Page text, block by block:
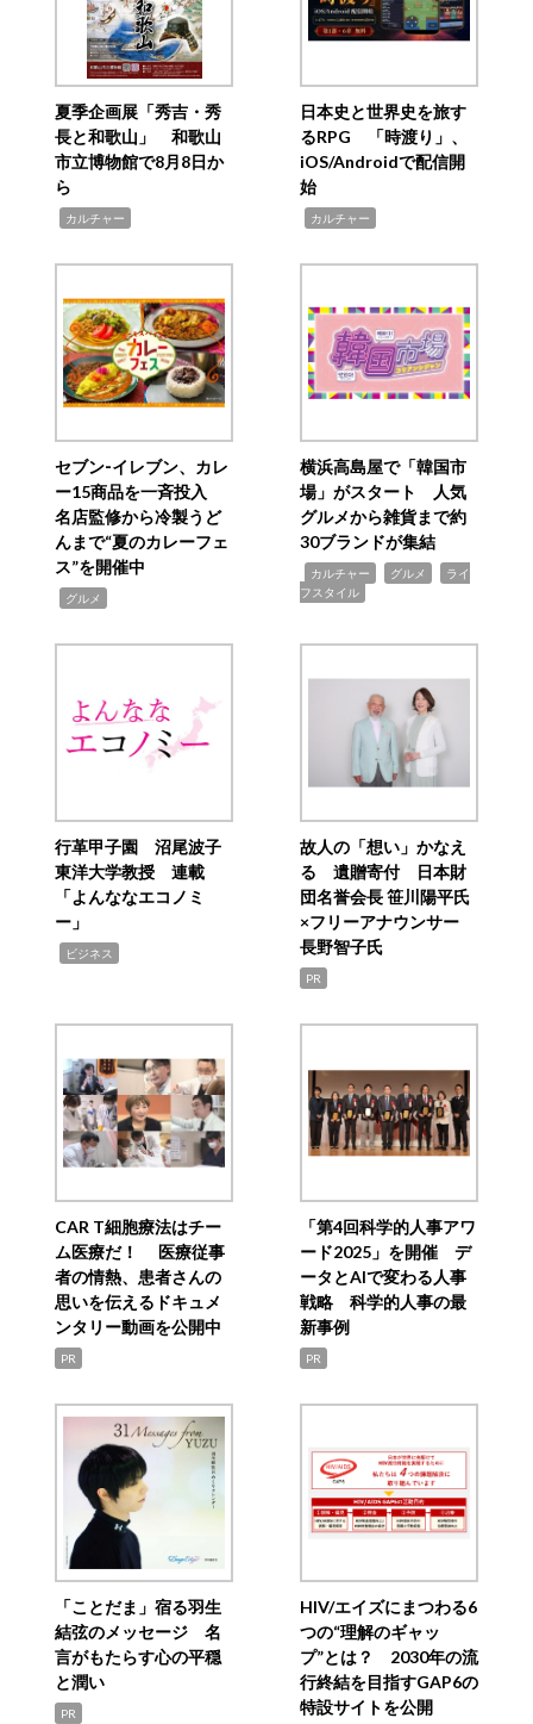
夏季企画展「秀吉・秀
長と和歌山」 和歌山
市立博物館で8月8日か
ら
カルチャー
日本史と世界史を旅す
るRPG 「時渡り」、
iOS/Androidで配信開
始
カルチャー
セブン‐イレブン、カレ
ー15商品を一斉投入
名店監修から冷製うど
んまで“夏のカレーフェ
ス”を開催中
グルメ
横浜高島屋で「韓国市
場」がスタート 人気
グルメから雑貨まで約
30ブランドが集結
カルチャー グルメ
ライ
フスタイル
行革甲子園 沼尾波子
東洋大学教授 連載
「よんななエコノミ
ー」
ビジネス
故人の「想い」かなえ
る 遺贈寄付 日本財
団名誉会長 笹川陽平氏
×フリーアナウンサー
長野智子氏
PR
CAR T細胞療法はチー
ム医療だ！ 医療従事
者の情熱、患者さんの
思いを伝えるドキュメ
ンタリー動画を公開中
PR
「第4回科学的人事アワ
ード2025」を開催 デ
ータとAIで変わる人事
戦略 科学的人事の最
新事例
PR
「ことだま」宿る羽生
結弦のメッセージ 名
言がもたらす心の平穏
と潤い
PR
HIV/エイズにまつわる6
つの“理解のギャッ
プ”とは？ 2030年の流
行終結を目指すGAP6の
特設サイトを公開